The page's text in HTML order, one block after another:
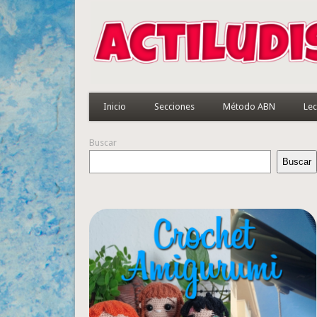
Inicio Secciones Método ABN
Buscar
Buscar